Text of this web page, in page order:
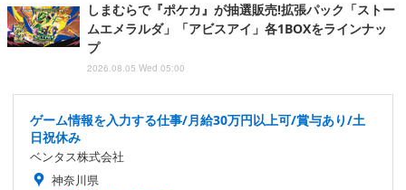
しまむらで『ポケカ』が抽選販売!拡張パック「ストー
ムエメラルダ」「アビスアイ」各1BOXをラインナッ
プ
2026.08.05 Wed 05:00
ゲーム情報を入力する仕事/月給30万円以上可/賞与あり/土
日祝休み
ベンタス株式会社
神奈川県